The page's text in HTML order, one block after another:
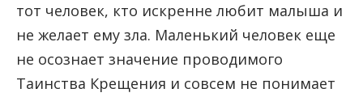
тот человек, кто искренне любит малыша и
не желает ему зла. Маленький человек еще
не осознает значение проводимого
Таинства Крещения и совсем не понимает